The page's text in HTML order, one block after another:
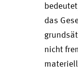
das
nicht